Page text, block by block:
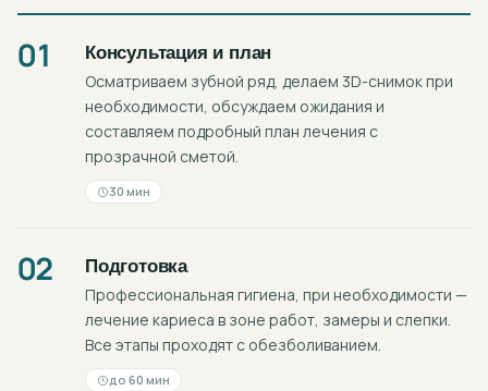
01 Консультация и план
Осматриваем зубной ряд, делаем 3D-снимок при
необходимости, обсуждаем ожидания и
составляем подробный план лечения с
прозрачной сметой.
30 мин
02 Подготовка
Профессиональная гигиена, при необходимости —
лечение кариеса в зоне работ, замеры и слепки.
Все этапы проходят с обезболиванием.
до 60 мин